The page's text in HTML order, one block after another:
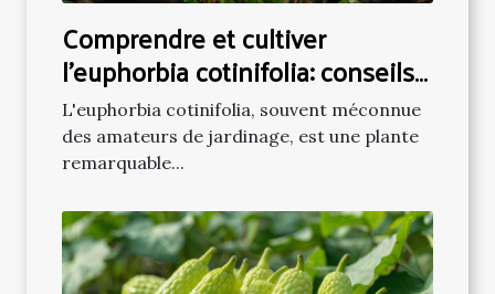
Comprendre et cultiver
l'euphorbia cotinifolia: conseils
pratiques
L'euphorbia cotinifolia, souvent méconnue
des amateurs de jardinage, est une plante
remarquable...